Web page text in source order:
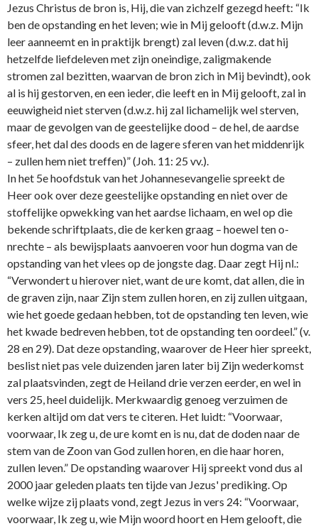
Jezus Christus de bron is, Hij, die van zichzelf gezegd heeft: “Ik
ben de opstanding en het leven; wie in Mij gelooft (d.w.z. Mijn
leer aanneemt en in praktijk brengt) zal leven (d.w.z. dat hij
hetzelfde liefdeleven met zijn o­neindige, zaligmakende
stromen zal bezitten, waarvan de bron zich in Mij bevindt), ook
al is hij gestorven, en een ieder, die leeft en in Mij gelooft, zal in
eeuwigheid niet sterven (d.w.z. hij zal lichamelijk wel sterven,
maar de gevolgen van de geestelijke dood – de hel, de aardse
sfeer, het dal des doods en de lagere sferen van het middenrijk
– zullen hem niet treffen)” (Joh. 11: 25 vv.).
In het 5e hoofdstuk van het Johannesevangelie spreekt de
Heer ook over deze geestelijke opstanding en niet over de
stoffelijke opwekking van het aardse lichaam, en wel op die
bekende schriftplaats, die de kerken graag – hoewel ten o­
nrechte – als bewijsplaats aanvoeren voor hun dogma van de
opstanding van het vlees op de jongste dag. Daar zegt Hij nl.:
“Verwondert u hierover niet, want de ure komt, dat allen, die in
de graven zijn, naar Zijn stem zullen horen, en zij zullen uitgaan,
wie het goede gedaan hebben, tot de opstanding ten leven, wie
het kwade bedreven hebben, tot de opstanding ten oordeel.” (v.
28 en 29). Dat deze opstanding, waarover de Heer hier spreekt,
beslist niet pas vele duizenden jaren later bij Zijn wederkomst
zal plaatsvinden, zegt de Heiland drie verzen eerder, en wel in
vers 25, heel duidelijk. Merkwaardig genoeg verzuimen de
kerken altijd om dat vers te citeren. Het luidt: “Voorwaar,
voorwaar, Ik zeg u, de ure komt en is nu, dat de doden naar de
stem van de Zoon van God zullen horen, en die haar horen,
zullen leven.” De opstanding waarover Hij spreekt vond dus al
2000 jaar geleden plaats ten tijde van Jezus' prediking. Op
welke wijze zij plaats vond, zegt Jezus in vers 24: “Voorwaar,
voorwaar, Ik zeg u, wie Mijn woord hoort en Hem gelooft, die